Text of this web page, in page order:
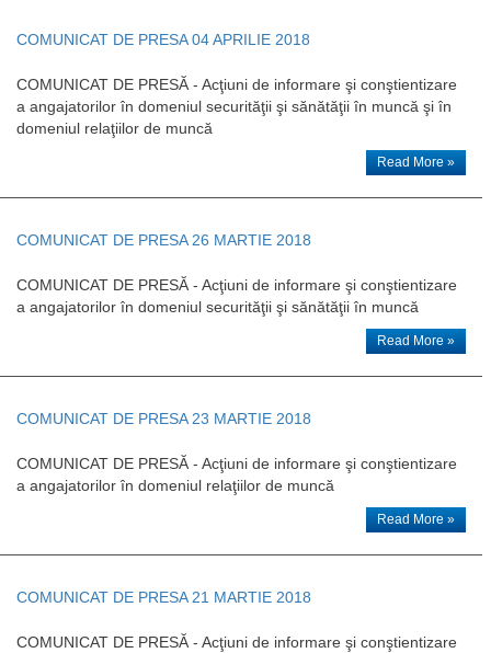
COMUNICAT DE PRESA 04 APRILIE 2018
COMUNICAT DE PRESĂ - Acţiuni de informare şi conştientizare
a angajatorilor în domeniul securităţii şi sănătăţii în muncă şi în
domeniul relaţiilor de muncă
Read More »
COMUNICAT DE PRESA 26 MARTIE 2018
COMUNICAT DE PRESĂ - Acţiuni de informare şi conştientizare
a angajatorilor în domeniul securităţii şi sănătăţii în muncă
Read More »
COMUNICAT DE PRESA 23 MARTIE 2018
COMUNICAT DE PRESĂ - Acţiuni de informare şi conştientizare
a angajatorilor în domeniul relaţiilor de muncă
Read More »
COMUNICAT DE PRESA 21 MARTIE 2018
COMUNICAT DE PRESĂ - Acţiuni de informare şi conştientizare